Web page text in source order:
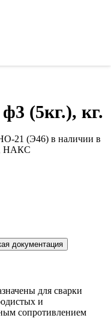
(5кг.), кг.
21 (Э46) в наличии в
НАКС
документация
для сварки
и
сопротивлением